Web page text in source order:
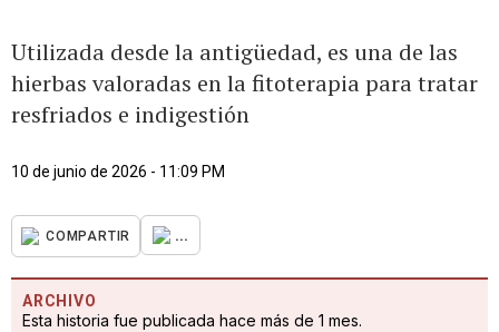
Utilizada desde la antigüedad, es una de las
hierbas valoradas en la fitoterapia para tratar
resfriados e indigestión
10 de junio de 2026 - 11:09 PM
COMPARTIR ...
ARCHIVO
Esta historia fue publicada hace más de 1 mes.